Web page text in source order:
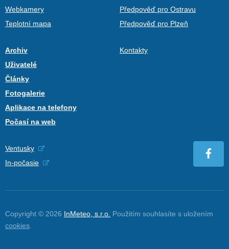
Webkamery
Teplotní mapa
Předpověď pro Ostravu
Předpověď pro Plzeň
Archiv
Uživatelé
Články
Fotogalerie
Aplikace na telefony
Počasí na web
Kontakty
Ventusky
In-počasie
Copyright © 2026 InMeteo, s.r.o. Použitím souhlasíte s uložením
cookies